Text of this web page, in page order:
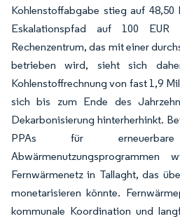
Kohlenstoffabgabe stieg auf 48,50
Eskalationspfad auf 100
Rechenzentrum, das mit einer
betrieben wird, sieht sich
Kohlenstoffrechnung von fast 1,9
sich bis zum Ende des
Dekarbonisierung hinterherhinkt.
PPAs für
Abwärmenutzungsprogrammen
Fernwärmenetz in Tallaght, das
monetarisieren könnte.
kommunale Koordination und